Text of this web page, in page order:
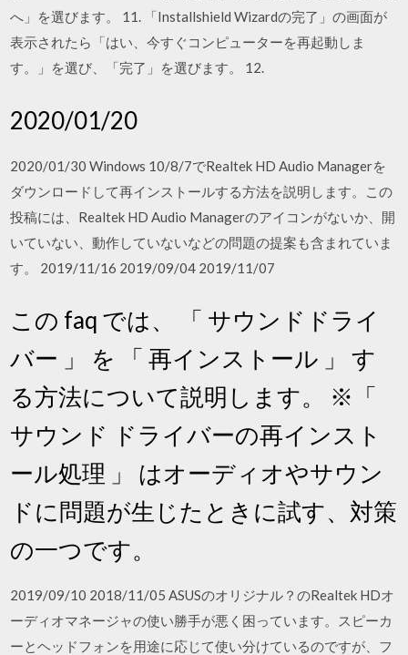
へ」を選びます。 11. 「Installshield Wizardの完了」の画面が
表示されたら「はい、今すぐコンピューターを再起動しま
す。」を選び、「完了」を選びます。 12.
2020/01/20
2020/01/30 Windows 10/8/7でRealtek HD Audio Managerを
ダウンロードして再インストールする方法を説明します。この
投稿には、Realtek HD Audio Managerのアイコンがないか、開
いていない、動作していないなどの問題の提案も含まれていま
す。 2019/11/16 2019/09/04 2019/11/07
この faq では、 「 サウンドドライ
バー 」 を 「 再インストール 」 す
る方法について説明します。 ※「
サウンド ドライバーの再インスト
ール処理 」 はオーディオやサウン
ドに問題が生じたときに試す、対策
の一つです。
2019/09/10 2018/11/05 ASUSのオリジナル？のRealtek HDオ
ーディオマネージャの使い勝手が悪く困っています。スピーカ
ーとヘッドフォンを用途に応じて使い分けているのですが、フ